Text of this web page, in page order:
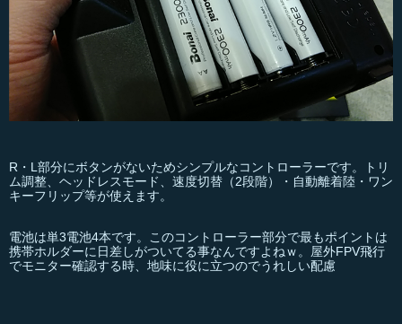
R・L部分にボタンがないためシンプルなコントローラーです。トリ
ム調整、ヘッドレスモード、速度切替（2段階）・自動離着陸・ワン
キーフリップ等が使えます。
電池は単3電池4本です。このコントローラー部分で最もポイントは
携帯ホルダーに日差しがついてる事なんですよねｗ。屋外FPV飛行
でモニター確認する時、地味に役に立つのでうれしい配慮